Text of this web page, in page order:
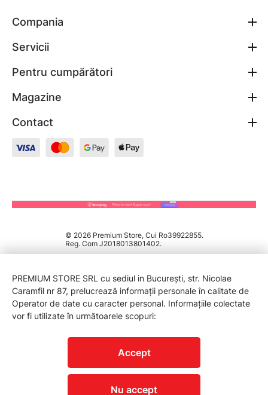
Compania
Servicii
Pentru cumpărători
Magazine
Contact
© 2026 Premium Store, Cui Ro39922855.
Reg. Com J2018013801402.
PREMIUM STORE SRL cu sediul in București, str. Nicolae
Caramfil nr 87, prelucrează informații personale în calitate de
Operator de date cu caracter personal. Informațiile colectate
vor fi utilizate în următoarele scopuri:
Accept
Nu accept